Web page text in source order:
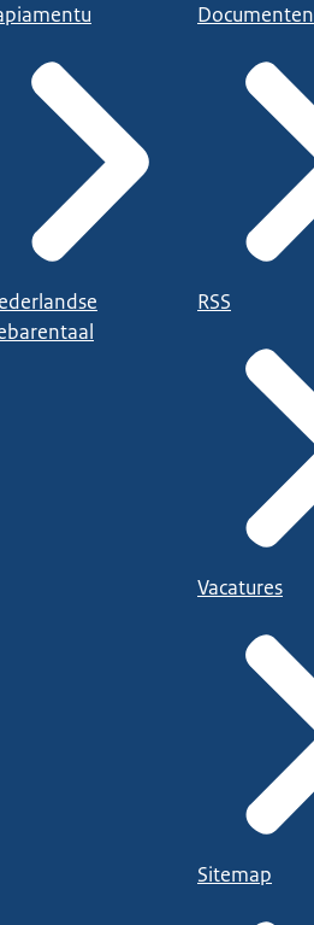
Documenten
RSS
Vacatures
Sitemap